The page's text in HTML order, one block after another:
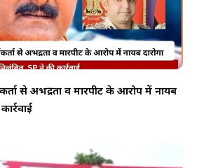
से अभद्रता व मारपीट के आरोप में नायब